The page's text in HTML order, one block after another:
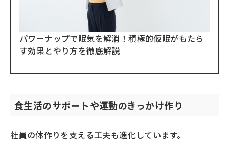
パワーナップで眠気を解消！積極的仮眠がもたら
す効果とやり方を徹底解説
食生活のサポートや運動のきっかけ作り
社員の体作りを支える工夫も進化しています。